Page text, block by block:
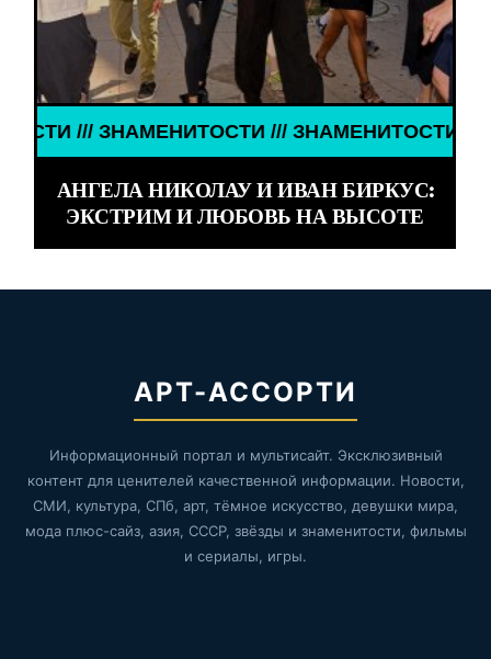
/// ЗНАМЕНИТОСТИ /// ЗНАМЕНИТОСТИ ///
АНГЕЛА НИКОЛАУ И ИВАН БИРКУС:
ЭКСТРИМ И ЛЮБОВЬ НА ВЫСОТЕ
АРТ-АССОРТИ
Информационный портал и мультисайт. Эксклюзивный
контент для ценителей качественной информации. Новости,
СМИ, культура, СПб, арт, тёмное искусство, девушки мира,
мода плюс-сайз, азия, СССР, звёзды и знаменитости, фильмы
и сериалы, игры.